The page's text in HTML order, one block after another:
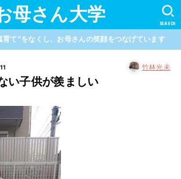
母さん大学 SEARCH
育て”をなくし、お母さんの笑顔をつなげています
竹林光未
い子供が羨ましい